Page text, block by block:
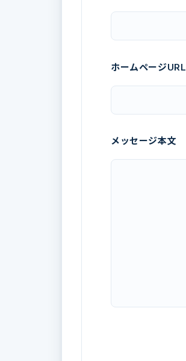
ホームページURL
メッセージ本文